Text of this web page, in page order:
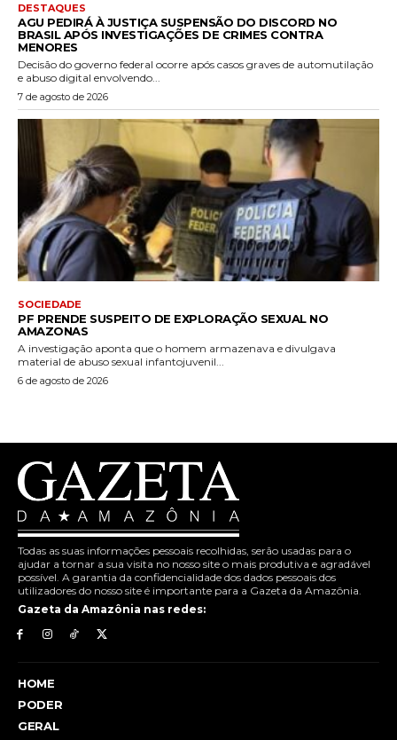
DESTAQUES
AGU PEDIRÁ À JUSTIÇA SUSPENSÃO DO DISCORD NO
BRASIL APÓS INVESTIGAÇÕES DE CRIMES CONTRA
MENORES
Decisão do governo federal ocorre após casos graves de automutilação
e abuso digital envolvendo...
7 de agosto de 2026
SOCIEDADE
PF PRENDE SUSPEITO DE EXPLORAÇÃO SEXUAL NO
AMAZONAS
A investigação aponta que o homem armazenava e divulgava
material de abuso sexual infantojuvenil...
6 de agosto de 2026
Todas as suas informações pessoais recolhidas, serão usadas para o
ajudar a tornar a sua visita no nosso site o mais produtiva e agradável
possível. A garantia da confidencialidade dos dados pessoais dos
utilizadores do nosso site é importante para a Gazeta da Amazônia.
Gazeta da Amazônia nas redes:
HOME
PODER
GERAL